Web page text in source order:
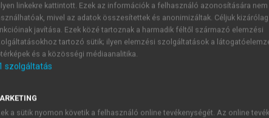
FIÓKKAL ÚJ FIÓK
1 óra
linkekre kattintott. Ezek az információk a felhasználó azonosítására nem
mivel az adatok összesítettek és anonimizáltak. Céljuk
javítása. Ezek közé tartoznak a harmadik féltől származó elemzési
tartozó sütik; ilyen elemzési szolgáltatások a
és a közösségi médiaanalitika.
szolgáltatás
a sütik nyomon követik a felhasználó online tevékenységét. Az online